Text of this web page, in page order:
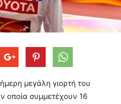
μεγάλη γιορτή του
οποία συμμετέχουν 16